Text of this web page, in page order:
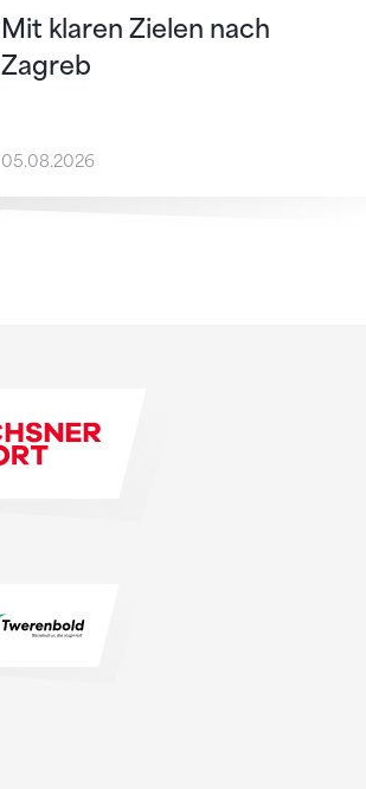
Mit klaren Zielen nach
Zagreb
05.08.2026